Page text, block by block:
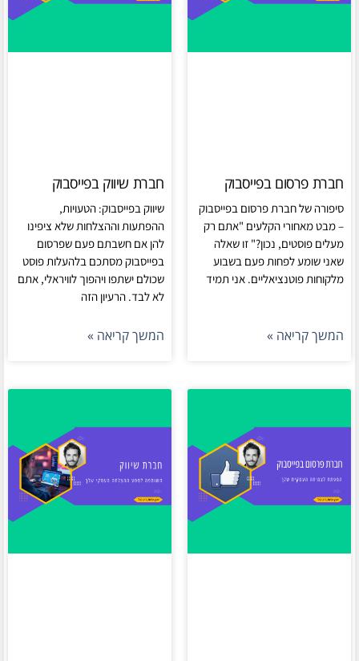
חברת פרסום בפייסבוק
סיפורה של חברת פרסום בפייסבוק
– מבט מאחורי הקלעים "אתם רק
מעלים פוסטים, נכון?" זו שאלה
שאני שומע לפחות פעם בשבוע
מלקוחות פוטנציאליים. אני תמיד
המשך קריאה »
חברת שיווק בפייסבוק
שיווק בפייסבוק: הטעויות,
ההפתעות וההצלחות שלא ציפינו
להן אם חשבתם פעם שפרסום
בפייסבוק מסתכם בלהעלות פוסט
שכולם ישתפו ויהפוך לוויראלי, אתם
לא לבד. הרעיון הזה
המשך קריאה »